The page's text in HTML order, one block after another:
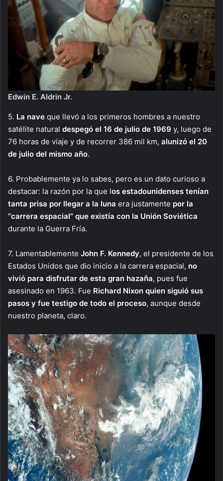
Edwin E. Aldrin Jr.
5. La nave que llevó a los primeros hombres a nuestro
satélite natural despegó el 16 de julio de 1969 y, luego de
76 horas de viaje y de recorrer 386 mil km, alunizó el 20
de julio del mismo año.
6. Probablemente ya lo sabes, pero es un dato curioso a
destacar: la razón por la que los estadounidenses tenían
tanta prisa por llegar a la luna era justamente por la
“carrera espacial” que existía con la Unión Soviética
durante la Guerra Fría.
7. Lamentablemente John F. Kennedy, el presidente de los
Estados Unidos que dio inicio a la carrera espacial, no
vivió para disfrutar de esta gran hazaña, pues fue
asesinado en 1963. Fue Richard Nixon quien siguió sus
pasos y fue testigo de todo el proceso, aunque desde
nuestro planeta, claro.